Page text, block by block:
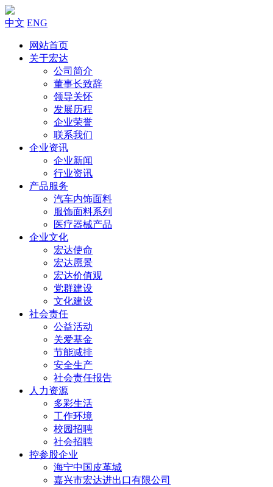
中文 ENG
网站首页
关于宏达
公司简介
董事长致辞
领导关怀
发展历程
企业荣誉
联系我们
企业资讯
企业新闻
行业资讯
产品服务
汽车内饰面料
服饰面料系列
医疗器械产品
企业文化
宏达使命
宏达愿景
宏达价值观
党群建设
文化建设
社会责任
公益活动
关爱基金
节能减排
安全生产
社会责任报告
人力资源
多彩生活
工作环境
校园招聘
社会招聘
控参股企业
海宁中国皮革城
嘉兴市宏达进出口有限公司